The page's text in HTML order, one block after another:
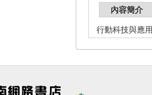
內容簡介
行動科技與應用